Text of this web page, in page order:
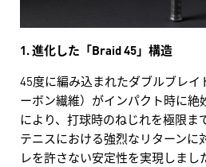
1. 進化した「Braid 45」構造
45度に編み込まれたダブルブレ
ーボン繊維）がインパクト時に
により、打球時のねじれを極限ま
テニスにおける強烈なリターンに
レを許さない安定性を実現しまし